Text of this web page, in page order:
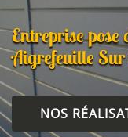
Entreprise
Aigrefeuille
NOS